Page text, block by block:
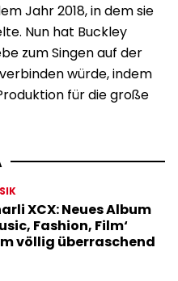
Jahr 2018, in dem sie
Nun hat Buckley
zum Singen auf der
würde, indem
für die große
XCX: Neues Album
Fashion, Film‘
völlig überraschend